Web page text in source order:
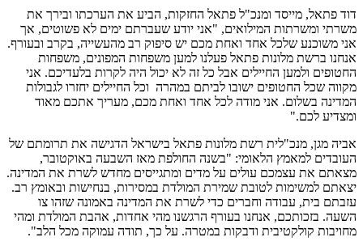
דוד פתאל, מייסד ומנכ"ל פתאל החזקות, הביע את הערכתו ובירך את
משרתי ומשרתות המילואים, "אני יודע שעברתם ימים לא פשוטים, אך
אני משוכנע שלכל אחד ואחת מכם יש סיפוק רב מהעשייה, בקרב ובעורף.
אנחנו ברשת מלונות פתאל פעלנו למען משפחות המפונים, משפחות
החטופים ולמען החיילים אבל כל זה לא יכול היה לקרות בלעדיכם. אני
מקווה שכל החטופים ישובו לביתם במהרה וכל החיילים יחזרו לגבולות
המדינה בשלום. אני מודה לכל אחד ואחת מכם, מעריך אתכם מאוד
ומצדיע לכם."
אביה מגן, מנכ"לית רשת מלונות פתאל בישראל הדגישה את תרומתם של
העובדים למאמץ הלאומי: "בשנה החולפת מאז השבעה באוקטובר,
מצאתם את עצמכם עולים על מדים ומתגייסים מחדש לשרת את המדינה.
יצאתם למשימות לטובת שמירת המולדת במסירות, בנחישות ובאומץ רב.
עזבתם בית, עבודה וחברים כדי לשרת את המדינה באמונה שזהו צו
השעה. בזכותכם, אנחנו בעורף הרגשנו מהי אחדות, אהבת המולדת ומהי
מחויבות קולקטיבית ודבקות במטרה. על כך, תודה עמוקה מכל הלב".